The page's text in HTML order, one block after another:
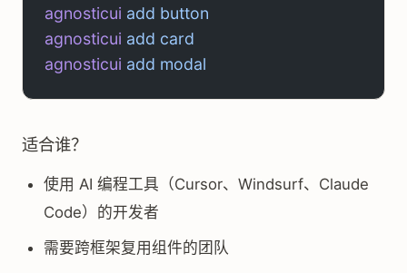
agnosticui add button
agnosticui add card
agnosticui add modal
适合谁？
使用 AI 编程工具（Cursor、Windsurf、Claude
Code）的开发者
需要跨框架复用组件的团队